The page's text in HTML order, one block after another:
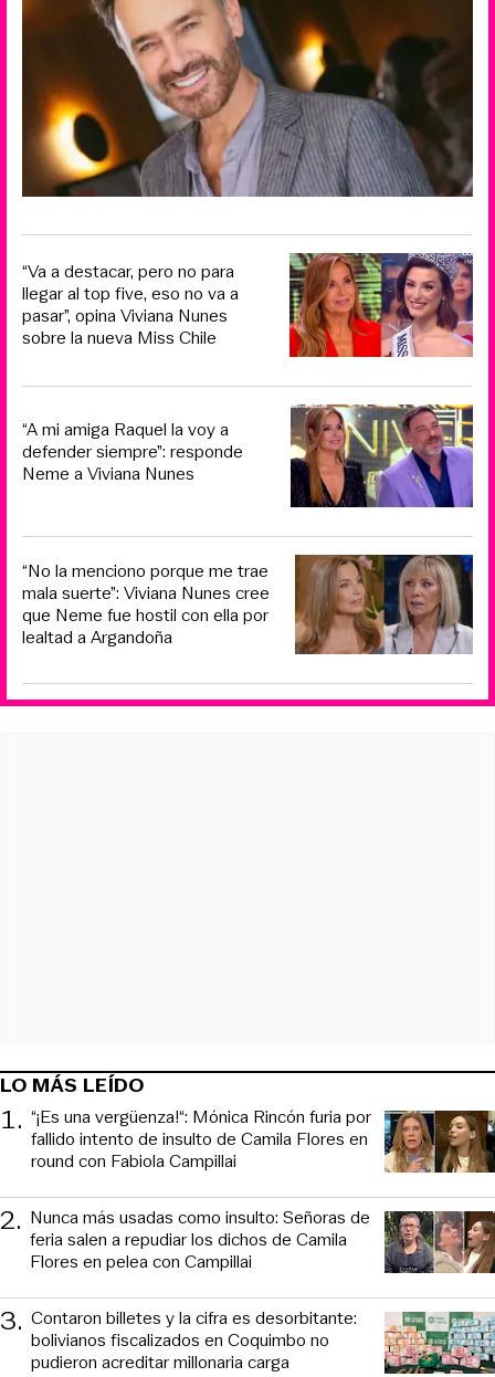
“Va a destacar, pero no para
llegar al top five, eso no va a
pasar”, opina Viviana Nunes
sobre la nueva Miss Chile
“A mi amiga Raquel la voy a
defender siempre”: responde
Neme a Viviana Nunes
“No la menciono porque me trae
mala suerte”: Viviana Nunes cree
que Neme fue hostil con ella por
lealtad a Argandoña
LO MÁS LEÍDO
1. “¡Es una vergüenza!“: Mónica Rincón furia por
fallido intento de insulto de Camila Flores en
round con Fabiola Campillai
2. Nunca más usadas como insulto: Señoras de
feria salen a repudiar los dichos de Camila
Flores en pelea con Campillai
3. Contaron billetes y la cifra es desorbitante:
bolivianos fiscalizados en Coquimbo no
pudieron acreditar millonaria carga